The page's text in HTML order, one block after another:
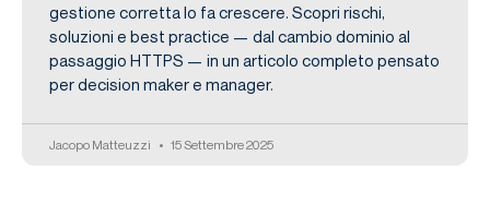
gestione corretta lo fa crescere. Scopri rischi,
soluzioni e best practice — dal cambio dominio al
passaggio HTTPS — in un articolo completo pensato
per decision maker e manager.
Jacopo Matteuzzi 15 Settembre 2025